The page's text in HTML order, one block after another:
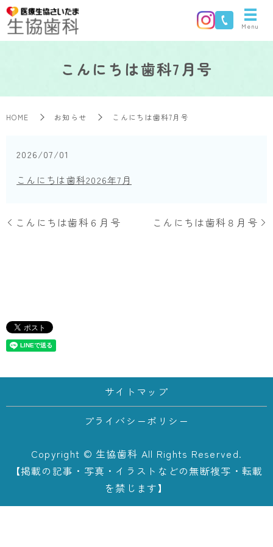
Menu
こんにちは歯科7月号
HOME お知らせ こんにちは歯科7月号
2026/07/01
こんにちは歯科2026年7月
こんにちは歯科６月号 こんにちは歯科８月号
サイトマップ
プライバシーポリシー
Copyright © 生協歯科 All Rights Reserved.
【掲載の記事・写真・イラストなどの無断複写・転載
を禁じます】